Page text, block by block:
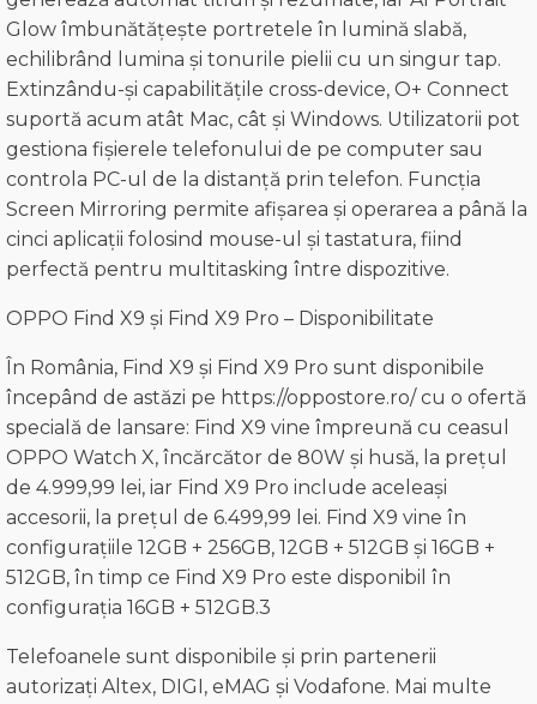
Glow îmbunătățește portretele în lumină slabă,
echilibrând lumina și tonurile pielii cu un singur tap.
Extinzându-și capabilitățile cross-device, O+ Connect
suportă acum atât Mac, cât și Windows. Utilizatorii pot
gestiona fișierele telefonului de pe computer sau
controla PC-ul de la distanță prin telefon. Funcția
Screen Mirroring permite afișarea și operarea a până la
cinci aplicații folosind mouse-ul și tastatura, fiind
perfectă pentru multitasking între dispozitive.
OPPO Find X9 și Find X9 Pro – Disponibilitate
În România, Find X9 și Find X9 Pro sunt disponibile
începând de astăzi pe https://oppostore.ro/ cu o ofertă
specială de lansare: Find X9 vine împreună cu ceasul
OPPO Watch X, încărcător de 80W și husă, la prețul
de 4.999,99 lei, iar Find X9 Pro include aceleași
accesorii, la prețul de 6.499,99 lei. Find X9 vine în
configurațiile 12GB + 256GB, 12GB + 512GB și 16GB +
512GB, în timp ce Find X9 Pro este disponibil în
configurația 16GB + 512GB.3
Telefoanele sunt disponibile și prin partenerii
autorizați Altex, DIGI, eMAG și Vodafone. Mai multe